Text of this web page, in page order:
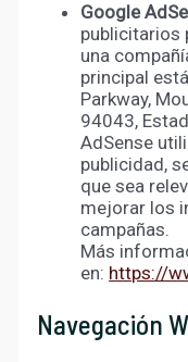
Google
publicitarios
una
principal
Parkway,
94043,
AdSense
publicidad,
que sea
mejorar los
campañas.
Más
en: https://
Navegación